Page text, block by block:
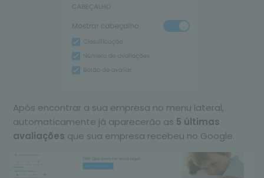
Após encontrar a sua empresa no menu lateral,
automaticamente já aparecerão as 5 últimas
avaliações que sua empresa recebeu no Google.